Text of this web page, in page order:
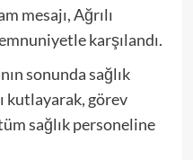
mesajı, Ağrılı
karşılandı.
sonunda sağlık
kutlayarak, görev
sağlık personeline